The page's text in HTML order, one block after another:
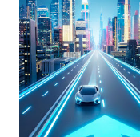
de vista técnico,
cosas
por mejorar día a día
gestión de la calidad
época, se
lograr que un